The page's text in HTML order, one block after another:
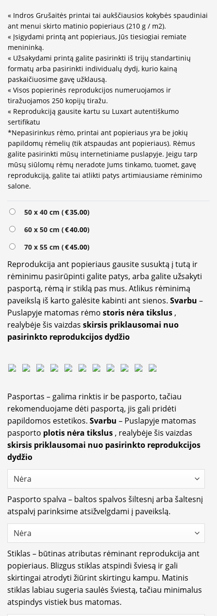
« Indros Grušaitės printai tai aukščiausios kokybės spaudiniai
ant menui skirto matinio popieriaus (210 g / m2).
« Įsigydami printą ant popieriaus, Jūs tiesiogiai remiate
menininką.
« Užsakydami printą galite pasirinkti iš trijų standartinių
formatų arba pasirinkti individualų dydį, kurio kainą
paskaičiuosime gavę užklausą.
« Visos popierinės reprodukcijos numeruojamos ir
tiražuojamos 250 kopijų tiražu.
« Reprodukciją gausite kartu su Luxart autentiškumo
sertifikatu
*Nepasirinkus rėmo, printai ant popieriaus yra be jokių
papildomų rėmelių (tik atspaudas ant popieriaus). Rėmus
galite pasirinkti mūsų internetiniame puslapyje. Jeigu tarp
mūsų siūlomų rėmų neradote Jums tinkamo, tuomet, gavę
reprodukciją, galite tai atlikti patys artimiausiame rėminimo
salone.
50 x 40 cm (€35.00)
60 x 50 cm (€40.00)
70 x 55 cm (€45.00)
Reprodukcija ant popieriaus gausite susuktą į tutą ir
rėminimu pasirūpinti galite patys, arba galite užsakyti
pasportą, rėmą ir stiklą pas mus. Atlikus rėminimą
paveikslą iš karto galėsite kabinti ant sienos. Svarbu –
Puslapyje matomas rėmo storis nėra tikslus ,
realybėje šis vaizdas skirsis priklausomai nuo
pasirinkto reprodukcijos dydžio
Pasportas – galima rinktis ir be pasporto, tačiau
rekomenduojame dėti pasportą, jis gali pridėti
papildomos estetikos. Svarbu – Puslapyje matomas
pasporto plotis nėra tikslus , realybėje šis vaizdas
skirsis priklausomai nuo pasirinkto reprodukcijos
dydžio
Pasporto spalva – baltos spalvos šiltesnį arba šaltesnį
atspalvį parinksime atsižvelgdami į paveikslą.
Stiklas – būtinas atributas rėminant reprodukcija ant
popieriaus. Blizgus stiklas atspindi šviesą ir gali
skirtingai atrodyti žiūrint skirtingu kampu. Matinis
stiklas labiau sugeria saulės šviestą, tačiau minimalus
atspindys vistiek bus matomas.
Alternative: